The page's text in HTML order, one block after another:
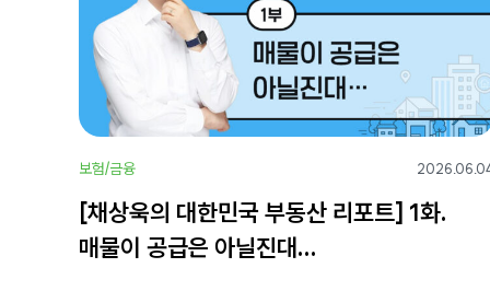
보험/금융
[채상욱의 대한민국 부동산 리포트] 1화.
매물이 공급은 아닐진대…